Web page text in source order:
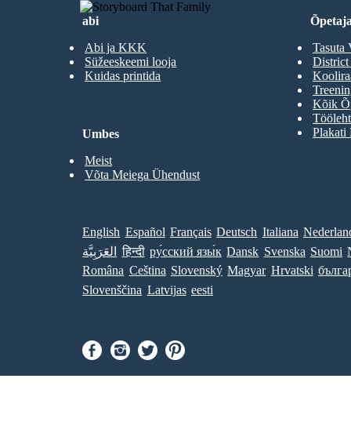
abi
Abi ja KKK
Süžeeskeemi looja
Kuidas printida
Tasuta
District
Kõik
Plakati
Umbes
Meist
Võta Meiega Ühendust
English Español Français Deutsch Italiana
العَرَبِيَّة
हिन्दी ру́сский язы́к Dansk Svenska Suomi
Româna Ceština Slovenský Magyar Hrvatski
Slovenščina Latvijas eesti